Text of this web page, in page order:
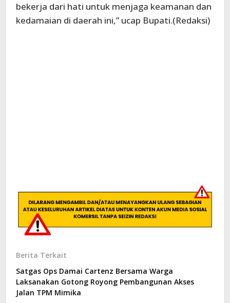
bekerja dari hati untuk menjaga keamanan dan
kedamaian di daerah ini,” ucap Bupati.(Redaksi)
Berita Terkait
Satgas Ops Damai Cartenz Bersama Warga
Laksanakan Gotong Royong Pembangunan Akses
Jalan TPM Mimika